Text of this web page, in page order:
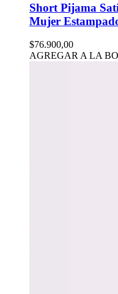
Short Pijama
Mujer
$76.900,00
AGREGAR A LA